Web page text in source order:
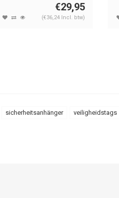
€29,95
(€36,24 Incl. btw)
sicherheitsanhänger veiligheidstags